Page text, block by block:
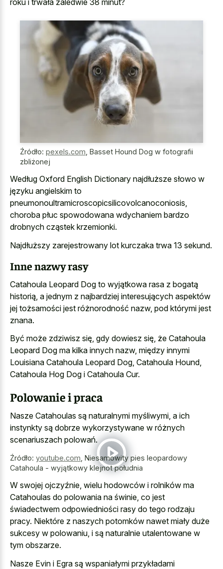
Źródło: pexels.com Basset Hound Dog w fotografii
zbliżonej
Według Oxford English Dictionary najdłuższe słowo w
języku angielskim to
pneumonoultramicroscopicsilicovolcanoconiosis,
choroba płuc spowodowana wdychaniem bardzo
drobnych cząstek krzemionki.
Najdłuższy zarejestrowany lot kurczaka trwa 13 sekund.
Inne nazwy rasy
Catahoula Leopard Dog to wyjątkowa rasa z bogatą
historią, a jednym z najbardziej interesujących aspektów
jej tożsamości jest różnorodność nazw, pod którymi jest
znana.
Być może zdziwisz się, gdy dowiesz się, że Catahoula
Leopard Dog ma kilka innych nazw, między innymi
Louisiana Catahoula Leopard Dog, Catahoula Hound,
Catahoula Hog Dog i Catahoula Cur.
Polowanie i praca
Nasze Catahoulas są naturalnymi myśliwymi, a ich
instynkty są dobrze wykorzystywane w różnych
scenariuszach polowań.
Źródło: youtube.com Niesamowity pies leopardowy
Catahoula - wyjątkowy klejnot południa
W swojej ojczyźnie, wielu hodowców i rolników ma
Catahoulas do polowania na świnie, co jest
świadectwem odpowiedniości rasy do tego rodzaju
pracy. Niektóre z naszych potomków nawet miały duże
sukcesy w polowaniu, i są naturalnie utalentowane w
tym obszarze.
Nasze Evin i Egra są wspaniałymi przykładami